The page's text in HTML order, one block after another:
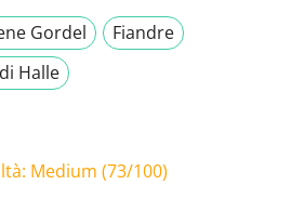
Gordel
Fiandre
Halle
Medium (73/100)